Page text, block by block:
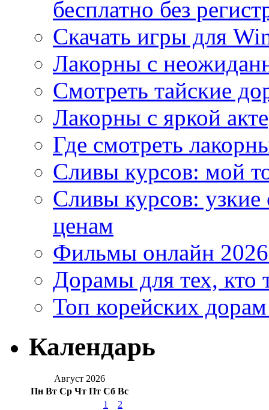
бесплатно без
Скачать игры для
Лакорны с
Смотреть тайские
Лакорны с яркой
Где смотреть
Сливы курсов: мой
Сливы курсов:
ценам
Фильмы онлайн
Дорамы для тех, кто
Топ корейских
Календарь
Август 2026
Пн Вт Ср Чт Пт Сб Вс
1
2